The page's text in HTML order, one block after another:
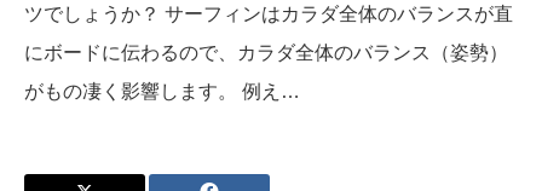
ツでしょうか？ サーフィンはカラダ全体のバランスが直
にボードに伝わるので、カラダ全体のバランス（姿勢）
がもの凄く影響します。 例え…